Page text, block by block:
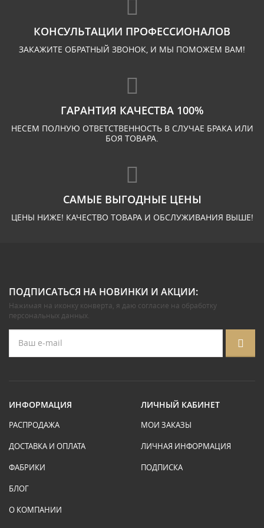
КОНСУЛЬТАЦИИ ПРОФЕССИОНАЛОВ
ЗАКАЖИТЕ ОБРАТНЫЙ ЗВОНОК, И МЫ ПОМОЖЕМ ВАМ!
ГАРАНТИЯ КАЧЕСТВА 100%
НЕСЕМ ПОЛНУЮ ОТВЕТСТВЕННОСТЬ В СЛУЧАЕ БРАКА ИЛИ
БОЯ ТОВАРА.
САМЫЕ ВЫГОДНЫЕ ЦЕНЫ
ЦЕНЫ НИЖЕ! КАЧЕСТВО ТОВАРА И ОБСЛУЖИВАНИЯ ВЫШЕ!
ПОДПИСАТЬСЯ НА НОВИНКИ И АКЦИИ:
Нажимая на иконку конверта, я даю согласие на обработку
персональных данных.
ИНФОРМАЦИЯ
РАСПРОДАЖА
ДОСТАВКА И ОПЛАТА
ФАБРИКИ
БЛОГ
О КОМПАНИИ
ЛИЧНЫЙ КАБИНЕТ
МОИ ЗАКАЗЫ
ЛИЧНАЯ ИНФОРМАЦИЯ
ПОДПИСКА